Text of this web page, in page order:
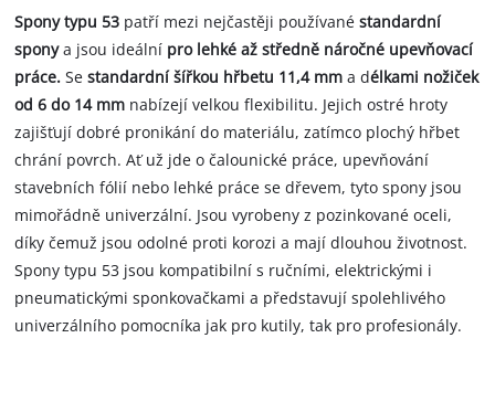
Spony typu 53 patří mezi nejčastěji používanéstandardní
sponya jsou ideální pro lehké až středně náročné upevňovací
práce. Sestandardní šířkou hřbetu 11,4 mma délkami nožiček
od 6 do 14 mm nabízejí velkou flexibilitu. Jejich ostré hroty
zajišťují dobré pronikání do materiálu, zatímco plochý hřbet
chrání povrch. Ať už jde o čalounické práce, upevňování
stavebních fólií nebo lehké práce se dřevem, tyto spony jsou
mimořádně univerzální. Jsou vyrobeny z pozinkované oceli,
díky čemuž jsou odolné proti korozi a mají dlouhou životnost.
Spony typu 53 jsou kompatibilní s ručními, elektrickými i
pneumatickými sponkovačkami a představují spolehlivého
univerzálního pomocníka jak pro kutily, tak pro profesionály.